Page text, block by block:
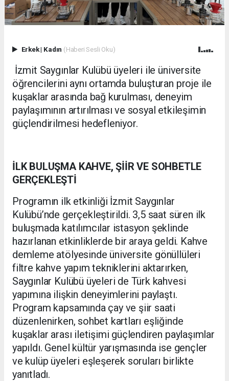
Erkek| Kadın (Haberi Sesli Oku)
İzmit Saygınlar Kulübü üyeleri ile üniversite
öğrencilerini aynı ortamda buluşturan proje ile
kuşaklar arasında bağ kurulması, deneyim
paylaşımının artırılması ve sosyal etkileşimin
güçlendirilmesi hedefleniyor.
İLK BULUŞMA KAHVE, ŞİİR VE SOHBETLE
GERÇEKLEŞTİ
Programın ilk etkinliği İzmit Saygınlar
Kulübü’nde gerçekleştirildi. 3,5 saat süren ilk
buluşmada katılımcılar istasyon şeklinde
hazırlanan etkinliklerde bir araya geldi. Kahve
demleme atölyesinde üniversite gönüllüleri
filtre kahve yapım tekniklerini aktarırken,
Saygınlar Kulübü üyeleri de Türk kahvesi
yapımına ilişkin deneyimlerini paylaştı.
Program kapsamında çay ve şiir saati
düzenlenirken, sohbet kartları eşliğinde
kuşaklar arası iletişimi güçlendiren paylaşımlar
yapıldı. Genel kültür yarışmasında ise gençler
ve kulüp üyeleri eşleşerek soruları birlikte
yanıtladı.